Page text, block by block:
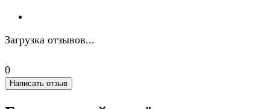
Загрузка отзывов...
0
Написать отзыв